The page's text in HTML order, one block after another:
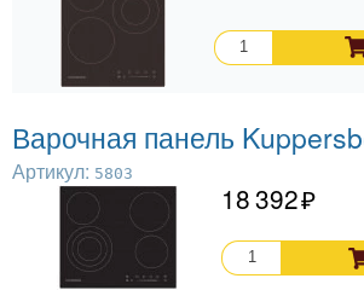
Варочная панель
Артикул: 5803
18 392